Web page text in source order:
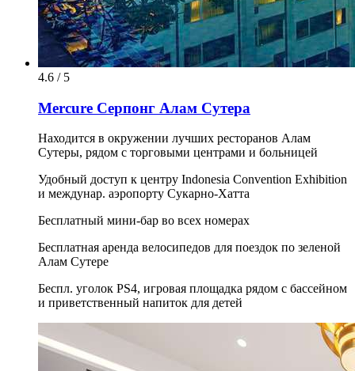
4.6 / 5
Mercure Серпонг Алам Сутера
Находится в окружении лучших ресторанов Алам
Сутеры, рядом с торговыми центрами и больницей
Удобный доступ к центру Indonesia Convention Exhibition
и междунар. аэропорту Сукарно-Хатта
Бесплатный мини-бар во всех номерах
Бесплатная аренда велосипедов для поездок по зеленой
Алам Сутере
Беспл. уголок PS4, игровая площадка рядом с бассейном
и приветственный напиток для детей